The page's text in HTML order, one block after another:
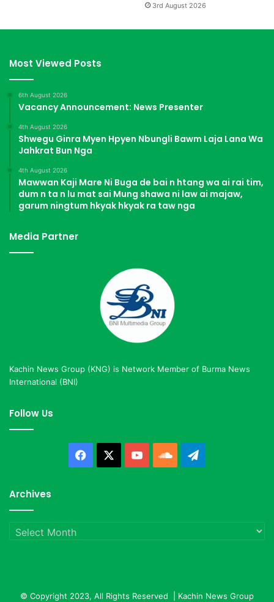
3rd August 2026
Most Viewed Posts
6th August 2026
Vacancy Announcement: News Presenter
4th August 2026
Shwegu Ginra Myen Hpyen Nbungli Bawm Laja Lana Wa
Jahkrat Bun Nga
4th August 2026
Mawwan Kaji Mare Ni Buga de bai n htang wa ai rai tim,
dum n ta n lu mat sai Mung shawa ni law ai majaw,
garum ningtum hkyak hkyak ra taw nga
Media Partner
Kachin News Group (KNG) is Network Member of Burma News
International (BNI)
Follow Us
Facebook YouTubeSoundCloud
Archives
Archives
© Copyright 2023, All Rights Reserved | Kachin News Group